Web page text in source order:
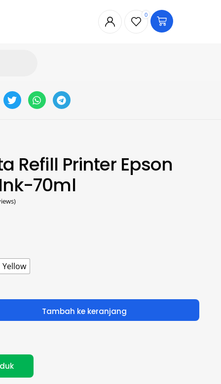
0
Refill Printer Epson
70ml
Yellow
Tambah ke keranjang